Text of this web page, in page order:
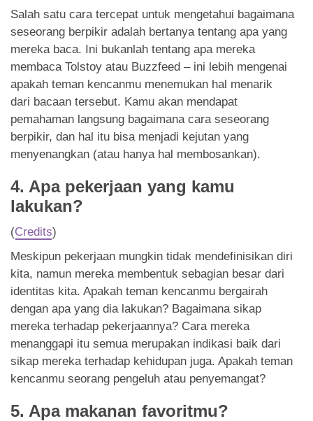
Salah satu cara tercepat untuk mengetahui bagaimana
seseorang berpikir adalah bertanya tentang apa yang
mereka baca. Ini bukanlah tentang apa mereka
membaca Tolstoy atau Buzzfeed – ini lebih mengenai
apakah teman kencanmu menemukan hal menarik
dari bacaan tersebut. Kamu akan mendapat
pemahaman langsung bagaimana cara seseorang
berpikir, dan hal itu bisa menjadi kejutan yang
menyenangkan (atau hanya hal membosankan).
4. Apa pekerjaan yang kamu
lakukan?
(Credits)
Meskipun pekerjaan mungkin tidak mendefinisikan diri
kita, namun mereka membentuk sebagian besar dari
identitas kita. Apakah teman kencanmu bergairah
dengan apa yang dia lakukan? Bagaimana sikap
mereka terhadap pekerjaannya? Cara mereka
menanggapi itu semua merupakan indikasi baik dari
sikap mereka terhadap kehidupan juga. Apakah teman
kencanmu seorang pengeluh atau penyemangat?
5. Apa makanan favoritmu?